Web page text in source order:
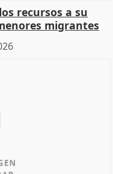
recursos a su
migrantes